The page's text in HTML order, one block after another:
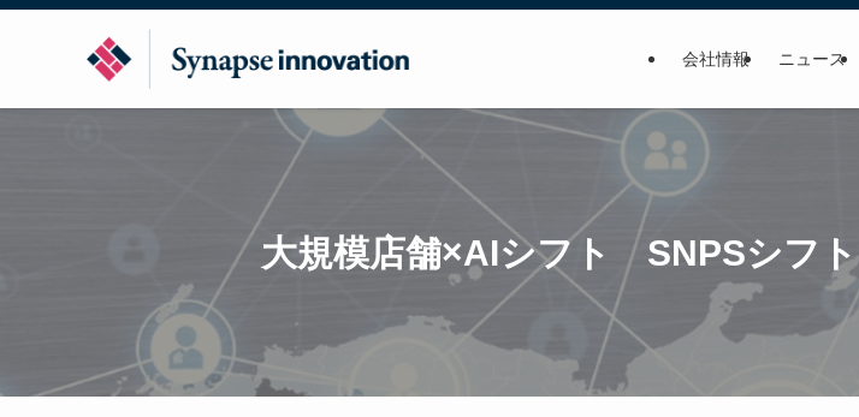
会社情報 ニュース
大規模店舗×AIシフト SNPSシフト